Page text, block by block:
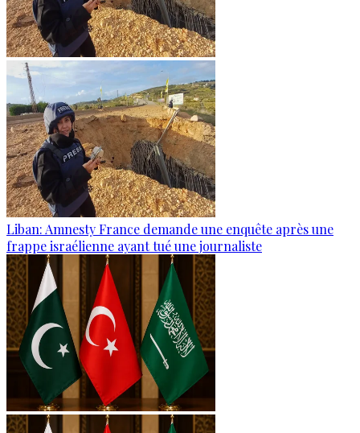
Liban: Amnesty France demande une enquête après une
frappe israélienne ayant tué une journaliste